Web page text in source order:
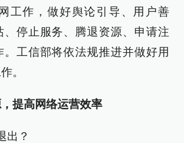
工作，做好舆论引导、用户善
、停止服务、腾退资源、申请注
。工信部将依法规推进并做好用
。
提高网络运营效率
出？